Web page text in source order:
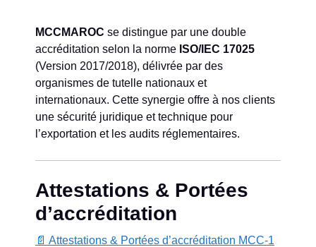
MCCMAROC se distingue par une double
accréditation selon la norme ISO/IEC 17025
(Version 2017/2018), délivrée par des
organismes de tutelle nationaux et
internationaux. Cette synergie offre à nos clients
une sécurité juridique et technique pour
l’exportation et les audits réglementaires.
Attestations & Portées
d’accréditation
📄 Attestations & Portées d’accréditation MCC-1